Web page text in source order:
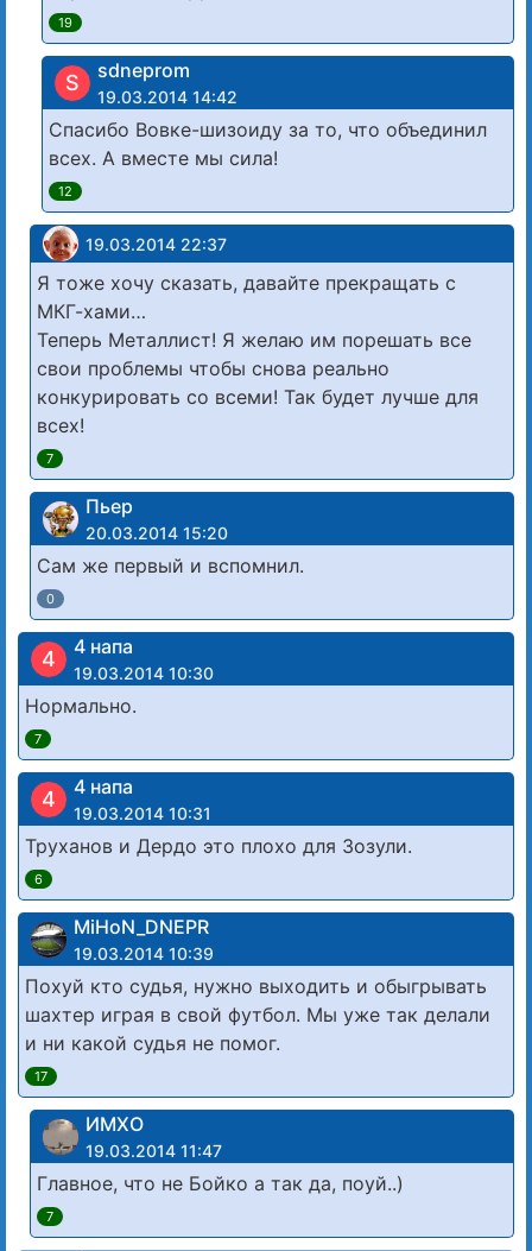
19
S sdneprom
19.03.2014 14:42
Спасибо Вовке-шизоиду за то, что объединил
всех. А вместе мы сила!
12
19.03.2014 22:37
Я тоже хочу сказать, давайте прекращать с
МКГ-хами…
Теперь Металлист! Я желаю им порешать все
свои проблемы чтобы снова реально
конкурировать со всеми! Так будет лучше для
всех!
7
Пьер
20.03.2014 15:20
Сам же первый и вспомнил.
0
4 4 напа
19.03.2014 10:30
Нормально.
7
4 4 напа
19.03.2014 10:31
Труханов и Дердо это плохо для Зозули.
6
MiHoN_DNEPR
19.03.2014 10:39
Похуй кто судья, нужно выходить и обыгрывать
шахтер играя в свой футбол. Мы уже так делали
и ни какой судья не помог.
17
ИМХО
19.03.2014 11:47
Главное, что не Бойко а так да, поуй..)
7